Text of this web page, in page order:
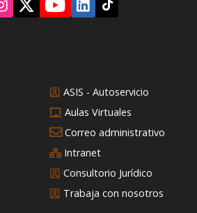
ASIS - Autoservicio
Aulas Virtuales
Correo administrativo
Intranet
Consultorio Jurídico
Trabaja con nosotros